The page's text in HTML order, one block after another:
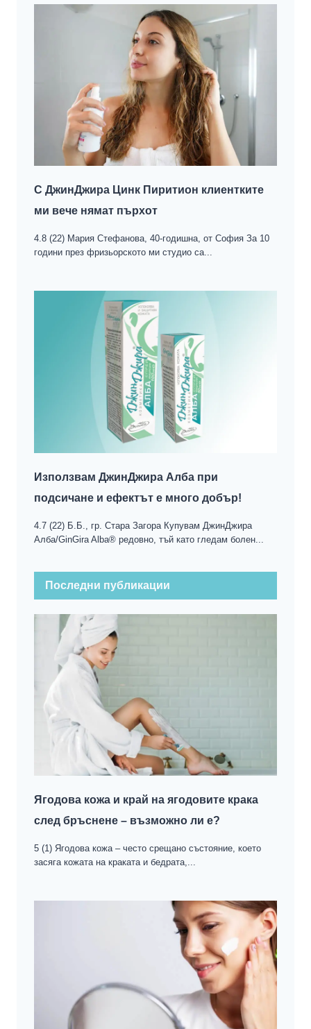
С ДжинДжира Цинк Пиритион клиентките
ми вече нямат пърхoт
4.8 (22) Мария Стефанова, 40-годишна, от София За 10
години през фризьорското ми студио са...
Използвам ДжинДжира Алба при
подсичане и ефектът е много добър!
4.7 (22) Б.Б., гр. Стара Загора Купувам ДжинДжира
Алба/GinGira Alba® редовно, тъй като гледам болен...
Последни публикации
Ягодова кожа и край на ягодовите крака
след бръснене – възможно ли е?
5 (1) Ягодова кожа – често срещано състояние, което
засяга кожата на краката и бедрата,...